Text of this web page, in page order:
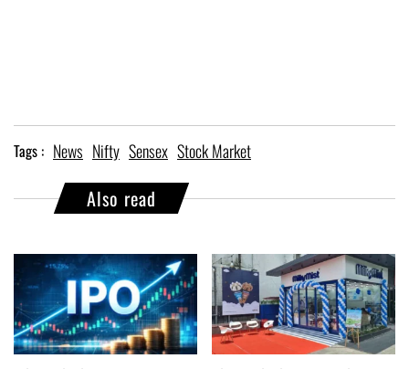
Tags : News Nifty Sensex Stock Market
Also read